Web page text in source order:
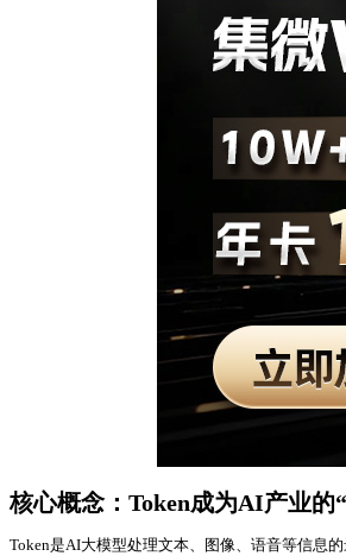
核心概念：Token成为AI产业的
Token是AI大模型处理文本、图像、语音等信息